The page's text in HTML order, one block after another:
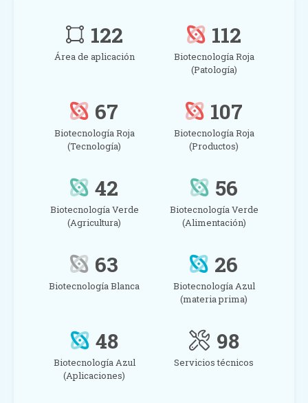
122
Área de aplicación
112
Biotecnología Roja
(Patología)
67
Biotecnología Roja
(Tecnología)
107
Biotecnología Roja
(Productos)
42
Biotecnología Verde
(Agricultura)
56
Biotecnología Verde
(Alimentación)
63
Biotecnología Blanca
26
Biotecnología Azul
(materia prima)
48
Biotecnología Azul
(Aplicaciones)
98
Servicios técnicos